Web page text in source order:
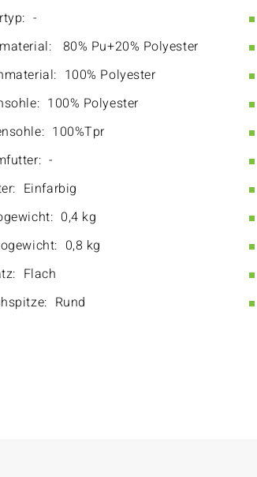
-
80% Pu+20% Polyester
100% Polyester
100% Polyester
100%Tpr
-
Einfarbig
0,4 kg
0,8 kg
Flach
Rund